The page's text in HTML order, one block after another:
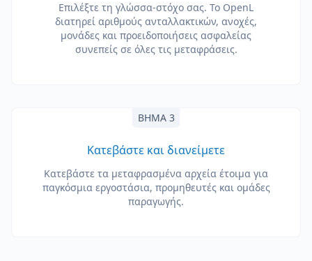
Επιλέξτε τη γλώσσα-στόχο σας. Το OpenL
διατηρεί αριθμούς ανταλλακτικών, ανοχές,
μονάδες και προειδοποιήσεις ασφαλείας
συνεπείς σε όλες τις μεταφράσεις.
ΒΉΜΑ 3
Κατεβάστε και διανείμετε
Κατεβάστε τα μεταφρασμένα αρχεία έτοιμα για
παγκόσμια εργοστάσια, προμηθευτές και ομάδες
παραγωγής.